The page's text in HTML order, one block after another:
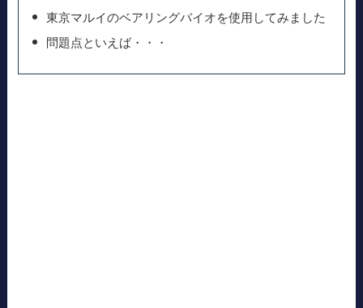
東京マルイのベアリングバイオを使用してみました
問題点といえば・・・